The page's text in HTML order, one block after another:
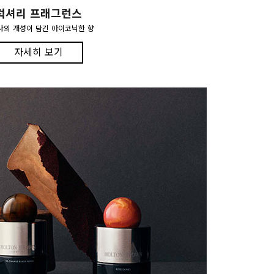
셔리 프래그런스
의 개성이 담긴 아이코닉한 향
자세히 보기